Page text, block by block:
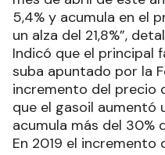
5,4% y acumula en el
un alza del 21,8%”,
Indicó que el principal
suba apuntado por la
incremento del precio
que el gasoil aumentó
acumula más del 30%
En 2019 el